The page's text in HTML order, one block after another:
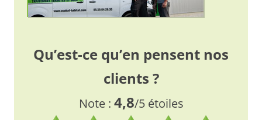
Qu’est-ce qu’en pensent nos
clients ?
Note : 4,8/5 étoiles